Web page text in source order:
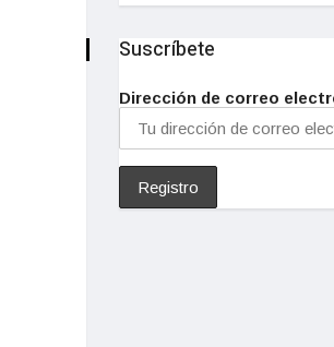
Suscríbete
Dirección de correo